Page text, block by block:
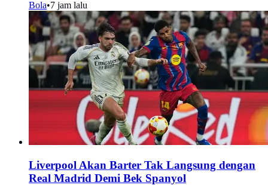
Bola•7 jam lalu
Liverpool Akan Barter Tak Langsung dengan
Real Madrid Demi Bek Spanyol